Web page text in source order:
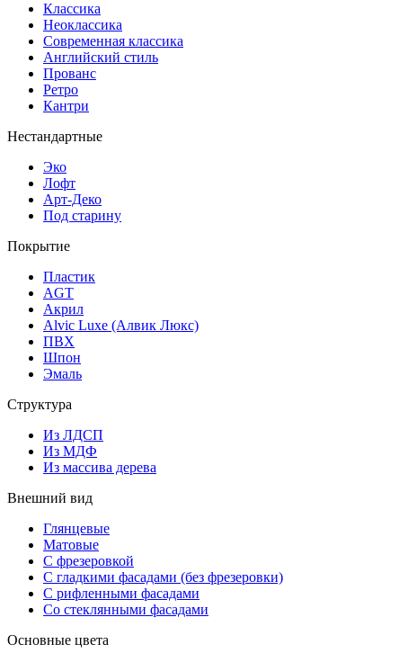
Классика
Неоклассика
Современная классика
Английский стиль
Прованс
Ретро
Кантри
Нестандартные
Эко
Лофт
Арт-Деко
Под старину
Покрытие
Пластик
AGT
Акрил
Alvic Luxe (Алвик Люкс)
ПВХ
Шпон
Эмаль
Структура
Из ЛДСП
Из МДФ
Из массива дерева
Внешний вид
Глянцевые
Матовые
С фрезеровкой
С гладкими фасадами (без фрезеровки)
С рифленными фасадами
Со стеклянными фасадами
Основные цвета